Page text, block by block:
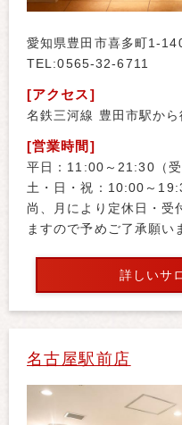
愛知県豊田市喜多町1-
TEL:0565-32-6711
[アクセス]
名鉄三河線 豊田市駅か
[営業時間]
平日：11:00～21:30（受
土・日・祝：10:00～
尚、月により定休日・受
ますので予めご了承願い
詳しいサ
名古屋駅前店